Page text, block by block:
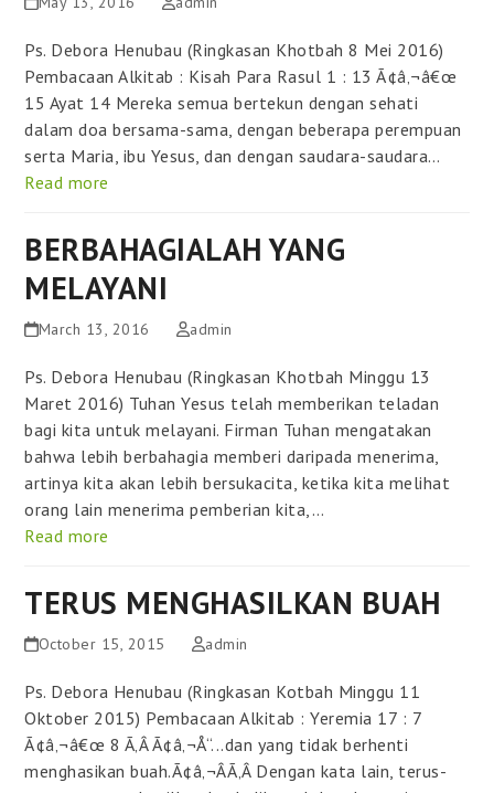
Ps. Debora Henubau (Ringkasan Khotbah 8 Mei 2016)
Pembacaan Alkitab : Kisah Para Rasul 1 : 13 Ã¢â‚¬â€œ
15 Ayat 14 Mereka semua bertekun dengan sehati
dalam doa bersama-sama, dengan beberapa perempuan
serta Maria, ibu Yesus, dan dengan saudara-saudara…
Read more
BERBAHAGIALAH YANG
MELAYANI
March 13, 2016 admin
Ps. Debora Henubau (Ringkasan Khotbah Minggu 13
Maret 2016) Tuhan Yesus telah memberikan teladan
bagi kita untuk melayani. Firman Tuhan mengatakan
bahwa lebih berbahagia memberi daripada menerima,
artinya kita akan lebih bersukacita, ketika kita melihat
orang lain menerima pemberian kita,…
Read more
TERUS MENGHASILKAN BUAH
October 15, 2015 admin
Ps. Debora Henubau (Ringkasan Kotbah Minggu 11
Oktober 2015) Pembacaan Alkitab : Yeremia 17 : 7
Ã¢â‚¬â€œ 8 Ã‚Â Ã¢â‚¬Å“...dan yang tidak berhenti
menghasikan buah.Ã¢â‚¬ÂÃ‚Â Dengan kata lain, terus-